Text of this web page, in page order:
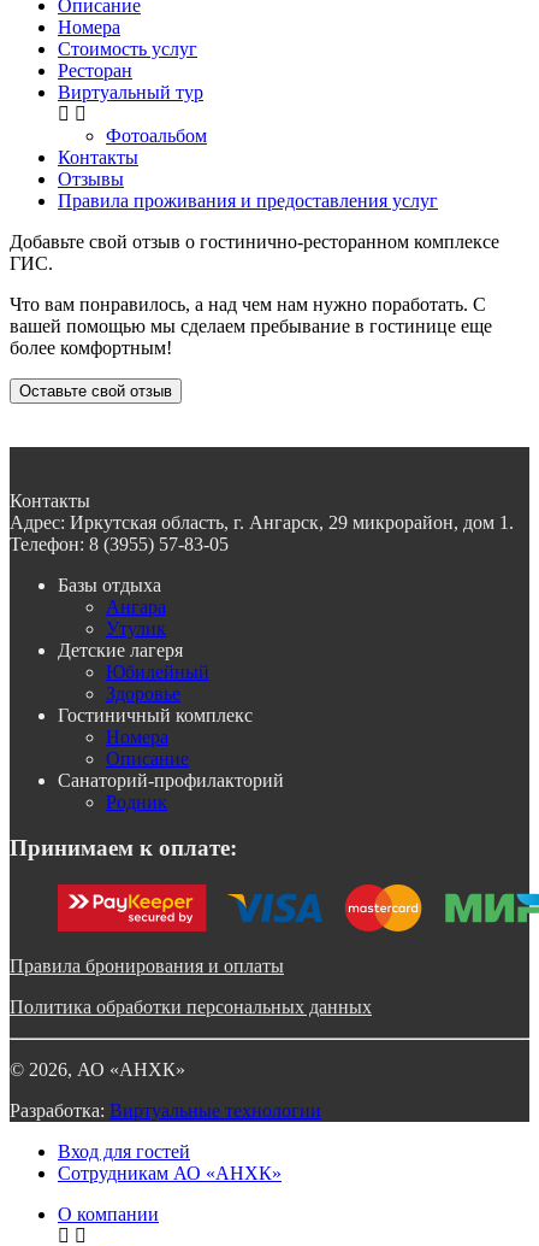
Описание
Номера
Стоимость услуг
Ресторан
Виртуальный тур
Фотоальбом
Контакты
Отзывы
Правила проживания и предоставления услуг
Добавьте свой отзыв о гостинично-ресторанном комплексе
ГИС.
Что вам понравилось, а над чем нам нужно поработать. С
вашей помощью мы сделаем пребывание в гостинице еще
более комфортным!
Оставьте свой отзыв
Контакты
Адрес: Иркутская область, г. Ангарск, 29 микрорайон, дом 1.
Телефон: 8 (3955) 57-83-05
Базы отдыха
Ангара
Утулик
Детские лагеря
Юбилейный
Здоровье
Гостиничный комплекс
Номера
Описание
Санаторий-профилакторий
Родник
Принимаем к оплате:
Правила бронирования и оплаты
Политика обработки персональных данных
© 2026, АО «АНХК»
Разработка: Виртуальные технологии
Вход для гостей
Сотрудникам АО «АНХК»
О компании